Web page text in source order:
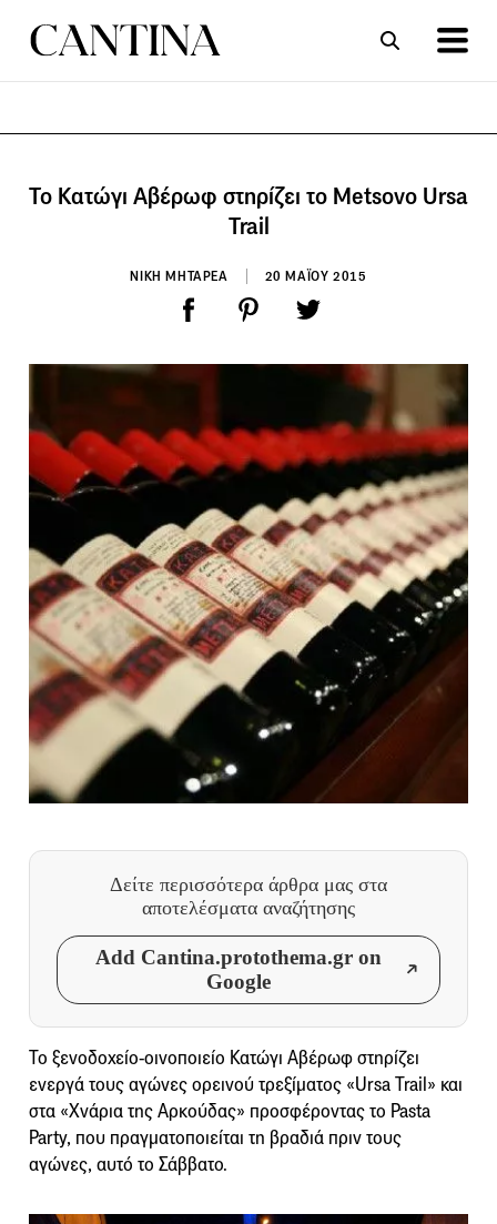
Το Κατώγι Αβέρωφ στηρίζει το Metsovo Ursa
Trail
ΝΙΚΗ ΜΗΤΑΡΕΑ 20 ΜΑΪΟΥ 2015
Δείτε περισσότερα άρθρα μας στα
αποτελέσματα αναζήτησης
Add Cantina.protothema.gr on
Google
Το ξενοδοχείο-οινοποιείο Κατώγι Αβέρωφ στηρίζει
ενεργά τους αγώνες ορεινού τρεξίματος «Ursa Trail» και
στα «Χνάρια της Αρκούδας» προσφέροντας το Pasta
Party, που πραγματοποιείται τη βραδιά πριν τους
αγώνες, αυτό το Σάββατο.